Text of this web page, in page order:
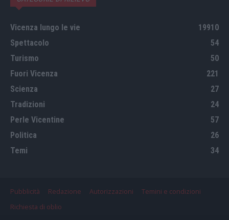
Vicenza lungo le vie
19910
Spettacolo
54
Turismo
50
Fuori Vicenza
221
Scienza
27
Tradizioni
24
Perle Vicentine
57
Politica
26
Temi
34
Pubblicità Redazione Autorizzazioni
Temini e condizioni
Richiesta di oblio